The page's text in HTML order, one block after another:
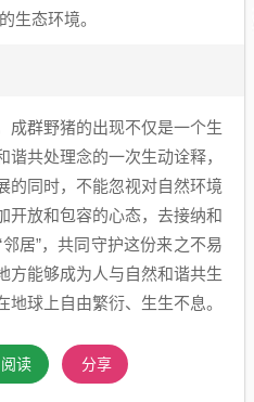
生态环境。
成群野猪的出现不仅是一个生
共处理念的一次生动诠释，
的同时，不能忽视对自然环境
开放和包容的心态，去接纳和
居”，共同守护这份来之不易
方能够成为人与自然和谐共生
球上自由繁衍、生生不息。
阅读 分享